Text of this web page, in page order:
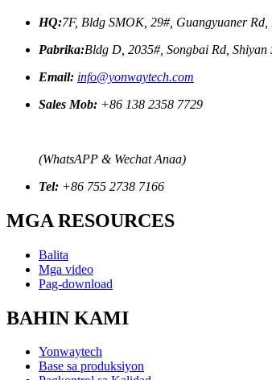
HQ:7F, Bldg SMOK, 29#, Guangyuaner
Pabrika:Bldg D, 2035#, Songbai Rd,
Email: info@yonwaytech.com
Sales Mob: +86 138 2358 7729
(WhatsAPP & Wechat Anaa)
Tel: +86 755 2738 7166
MGA RESOURCES
Balita
Mga video
Pag-download
BAHIN KAMI
Yonwaytech
Base sa produksiyon